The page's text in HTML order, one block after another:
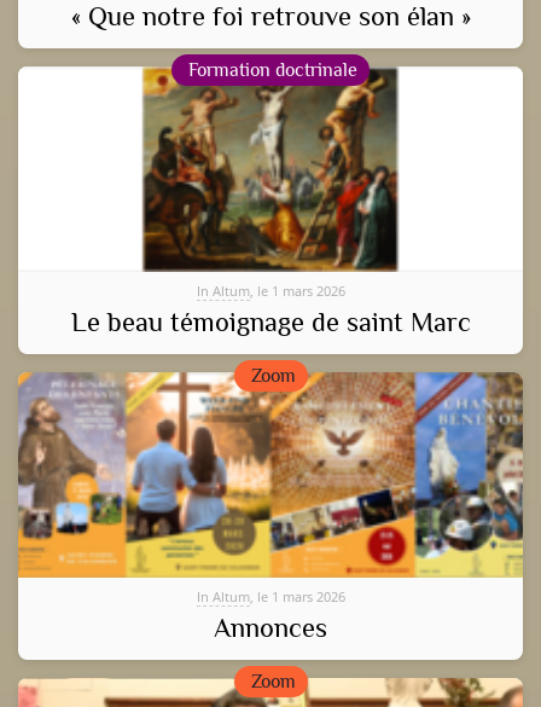
« Que notre foi retrouve son élan »
Formation doctrinale
In Altum, le 1 mars 2026
Le beau témoignage de saint Marc
Zoom
In Altum, le 1 mars 2026
Annonces
Zoom